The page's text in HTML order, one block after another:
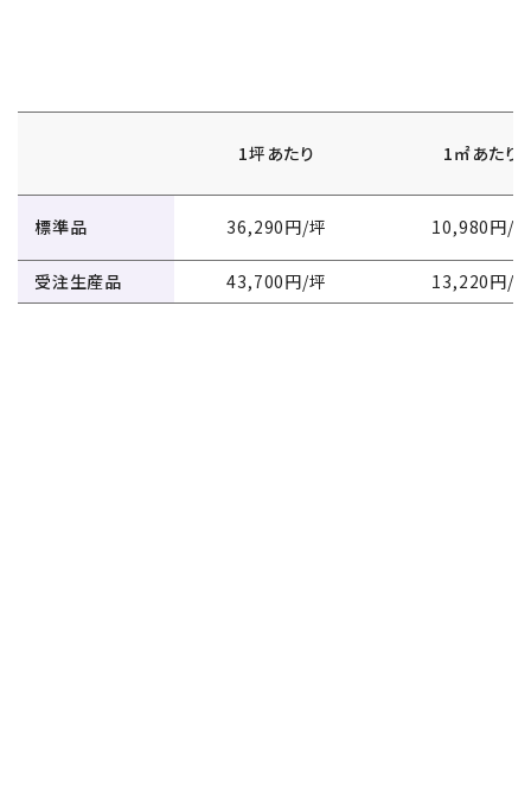
1坪あたり 1㎡あたり
標準品 36,290円/坪 10,980円/㎡
受注生産品 43,700円/坪 13,220円/㎡